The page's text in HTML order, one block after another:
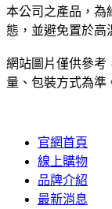
本公司之產品，為
態，並避免置於高
網站圖片僅供參考
量、包裝方式為準
官網首頁
線上購物
品牌介紹
最新消息